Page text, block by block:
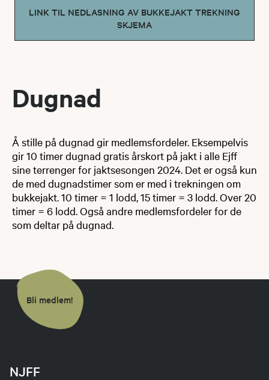
LINK TIL NEDLASNING AV BUKKEJAKT TREKNING
SKJEMA
Dugnad
Å stille på dugnad gir medlemsfordeler. Eksempelvis
gir 10 timer dugnad gratis årskort på jakt i alle Ejff
sine terrenger for jaktsesongen 2024. Det er også kun
de med dugnadstimer som er med i trekningen om
bukkejakt. 10 timer = 1 lodd, 15 timer = 3 lodd. Over 20
timer = 6 lodd. Også andre medlemsfordeler for de
som deltar på dugnad.
Bli medlem!
NJFF